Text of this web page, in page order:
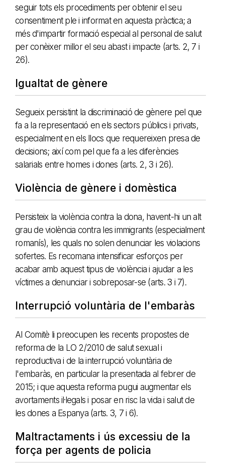
seguir tots els procediments per obtenir el seu
consentiment ple i informat en aquesta pràctica; a
més d'impartir formació especial al personal de salut
per conèixer millor el seu abast i impacte (arts. 2, 7 i
26).
Igualtat de gènere
Segueix persistint la discriminació de gènere pel que
fa a la representació en els sectors públics i privats,
especialment en els llocs que requereixen presa de
decisions; així com pel que fa a les diferències
salarials entre homes i dones (arts. 2, 3 i 26).
Violència de gènere i domèstica
Persisteix la violència contra la dona, havent-hi un alt
grau de violència contra les immigrants (especialment
romanís), les quals no solen denunciar les violacions
sofertes. Es recomana intensificar esforços per
acabar amb aquest tipus de violència i ajudar a les
víctimes a denunciar i sobreposar-se (arts. 3 i 7).
Interrupció voluntària de l'embaràs
Al Comitè li preocupen les recents propostes de
reforma de la LO 2/2010 de salut sexual i
reproductiva i de la interrupció voluntària de
l'embaràs, en particular la presentada al febrer de
2015; i que aquesta reforma pugui augmentar els
avortaments il·legals i posar en risc la vida i salut de
les dones a Espanya (arts. 3, 7 i 6).
Maltractaments i ús excessiu de la
força per agents de policia